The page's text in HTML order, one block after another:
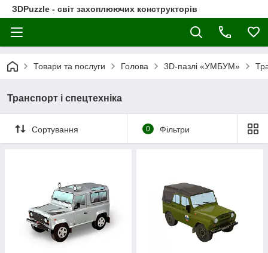
ЗDPuzzle - світ захоплюючих конструкторів
Товари та послуги Голова 3D-пазлі «УМБУМ»
Транспорт і спецтехніка
Сортування 0 Фільтри